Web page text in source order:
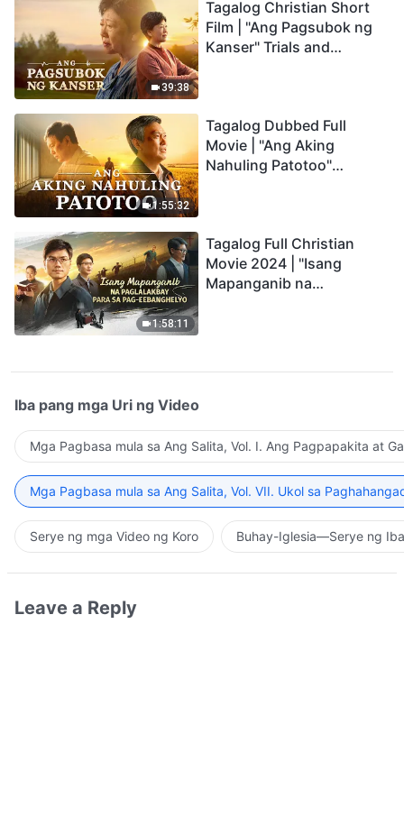
39:38
Tagalog Christian Short
Film | "Ang Pagsubok ng
Kanser" Trials and
1:55:32
Tagalog Dubbed Full
Movie | "Ang Aking
Nahuling Patotoo"
1:58:11
Tagalog Full Christian
Movie 2024 | "Isang
Mapanganib na
Iba pang mga Uri ng Video
Mga Pagbasa mula sa Ang Salita, Vol. I. Ang Pagpapakita at
Mga Pagbasa mula sa Ang Salita, Vol. VII. Ukol sa
Serye ng mga Video ng Koro Buhay-Iglesia—Serye ng
Leave a Reply